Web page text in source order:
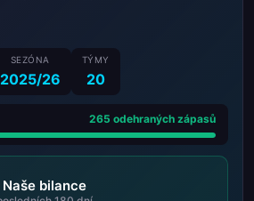
SEZÓNA
2025/26
TÝMY
20
265 odehraných zápasů
Naše bilance